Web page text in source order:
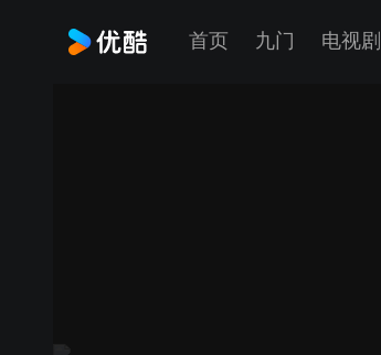
首页 九门 电视剧